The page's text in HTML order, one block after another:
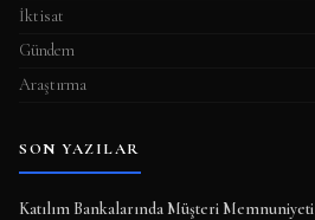
İktisat
Gündem
Araştırma
SON YAZILAR
Katılım Bankalarında Müşteri Memnuniyeti